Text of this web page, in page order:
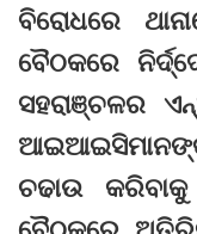
ବିରୋଧରେ
ବୈଠକରେ
ସହରାଞ୍ଚଳର
ଚଢାଉ